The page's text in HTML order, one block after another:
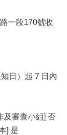
一段170號收
日）起 7 日內
及審查小組] 否
] 是